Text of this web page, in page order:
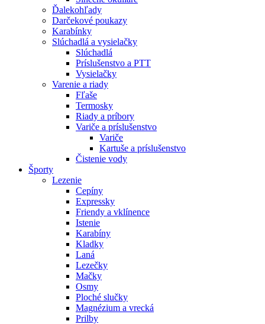
Ďalekohľady
Darčekové poukazy
Karabínky
Slúchadlá a vysielačky
Slúchadlá
Príslušenstvo a PTT
Vysielačky
Varenie a riady
Fľaše
Termosky
Riady a príbory
Variče a príslušenstvo
Variče
Kartuše a príslušenstvo
Čistenie vody
Športy
Lezenie
Cepíny
Expressky
Friendy a vklínence
Istenie
Karabíny
Kladky
Laná
Lezečky
Mačky
Osmy
Ploché slučky
Magnézium a vrecká
Prilby